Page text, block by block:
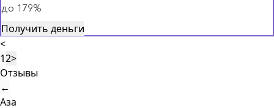
до 179%
Получить деньги
<
12>
Отзывы
←
Аза